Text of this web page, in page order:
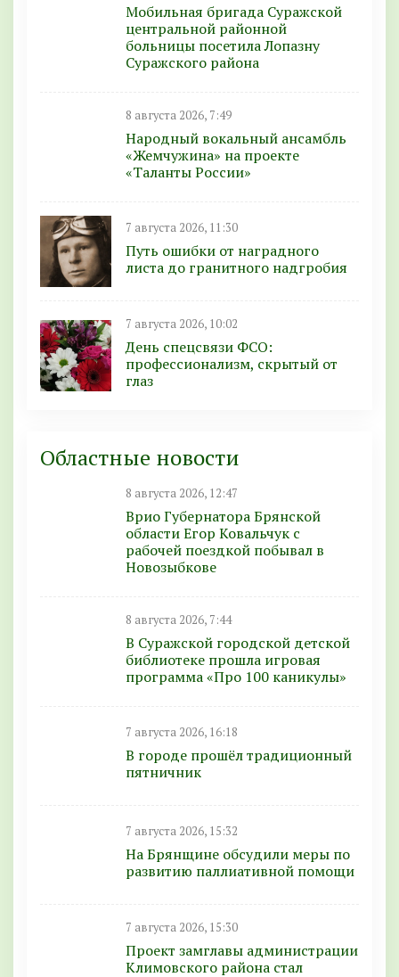
Мобильная бригада Суражской
центральной районной
больницы посетила Лопазну
Суражского района
8 августа 2026, 7:49
Народный вокальный ансамбль
«Жемчужина» на проекте
«Таланты России»
7 августа 2026, 11:30
Путь ошибки от наградного
листа до гранитного надгробия
7 августа 2026, 10:02
День спецсвязи ФСО:
профессионализм, скрытый от
глаз
Областные новости
8 августа 2026, 12:47
Врио Губернатора Брянской
области Егор Ковальчук с
рабочей поездкой побывал в
Новозыбкове
8 августа 2026, 7:44
В Суражской городской детской
библиотеке прошла игровая
программа «Про 100 каникулы»
7 августа 2026, 16:18
В городе прошёл традиционный
пятничник
7 августа 2026, 15:32
На Брянщине обсудили меры по
развитию паллиативной помощи
7 августа 2026, 15:30
Проект замглавы администрации
Климовского района стал